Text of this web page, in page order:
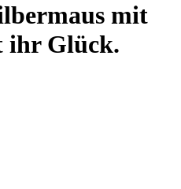
mit
ihr Glück.